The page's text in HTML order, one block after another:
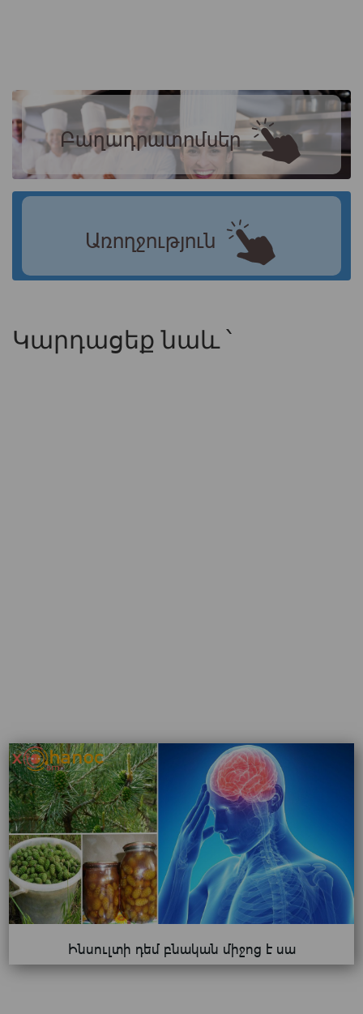
Բաղադրատոմսեր
Առողջություն
Կարդացեք նաև ՝
Ինսուլտի դեմ բնական միջոց է սա